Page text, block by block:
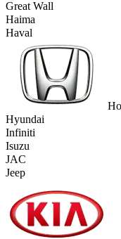
Great Wall
Haima
Haval
Hyundai
Infiniti
Isuzu
JAC
Jeep